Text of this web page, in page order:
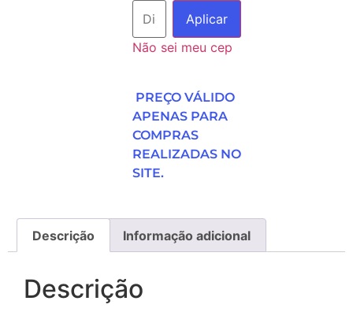
Aplicar
Não sei meu cep
PREÇO VÁLIDO
APENAS PARA
COMPRAS
REALIZADAS NO
SITE.
Descrição Informação adicional
Descrição